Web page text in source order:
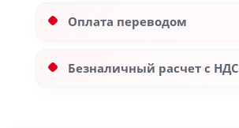
Оплата переводом
Безналичный расчет с НДС